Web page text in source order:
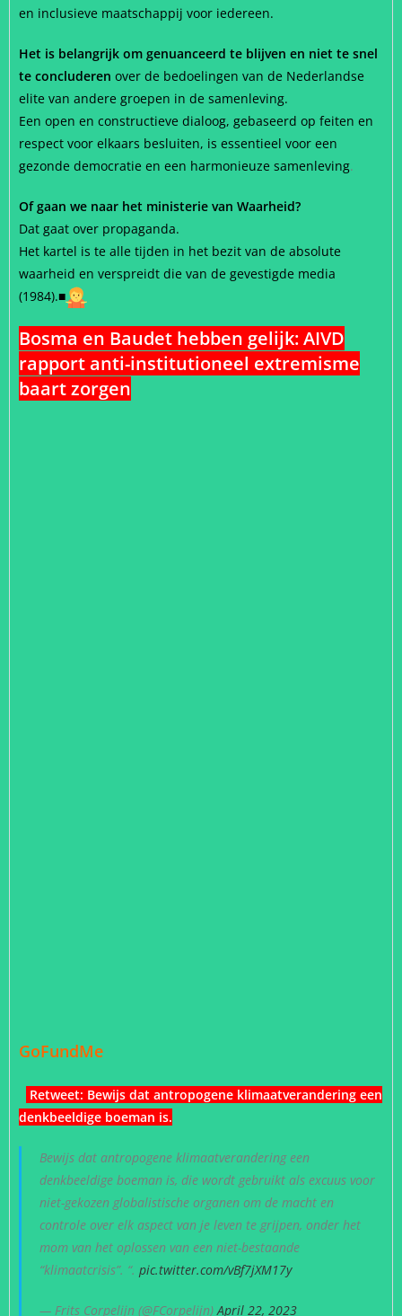
en inclusieve maatschappij voor iedereen.
Het is belangrijk om genuanceerd te blijven en niet te snel
te concluderen over de bedoelingen van de Nederlandse
elite van andere groepen in de samenleving.
Een open en constructieve dialoog, gebaseerd op feiten en
respect voor elkaars besluiten, is essentieel voor een
gezonde democratie en een harmonieuze samenleving.
Of gaan we naar het ministerie van Waarheid?
Dat gaat over propaganda.
Het kartel is te alle tijden in het bezit van de absolute
waarheid en verspreidt die van de gevestigde media
(1984).■
Bosma en Baudet hebben gelijk: AIVD
rapport anti-institutioneel extremisme
baart zorgen
GoFundMe
Retweet: Bewijs dat antropogene klimaatverandering een
denkbeeldige boeman is.
Bewijs dat antropogene klimaatverandering een
denkbeeldige boeman is, die wordt gebruikt als excuus voor
niet-gekozen globalistische organen om de macht en
controle over elk aspect van je leven te grijpen, onder het
mom van het oplossen van een niet-bestaande
“klimaatcrisis”. “. pic.twitter.com/vBf7jXM17y
— Frits Corpelijn (@FCorpelijn)April 22, 2023